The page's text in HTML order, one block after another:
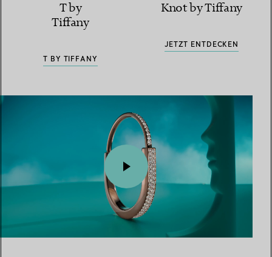
T by
Tiffany
T BY TIFFANY
Knot by Tiffany
JETZT ENTDECKEN